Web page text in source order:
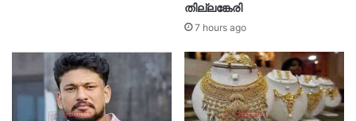
തില്ലങ്കേരി
7 hours ago